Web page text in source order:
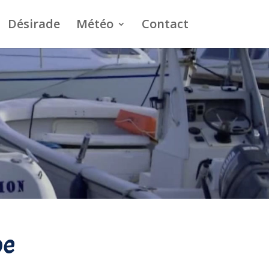
Désirade Météo Contact